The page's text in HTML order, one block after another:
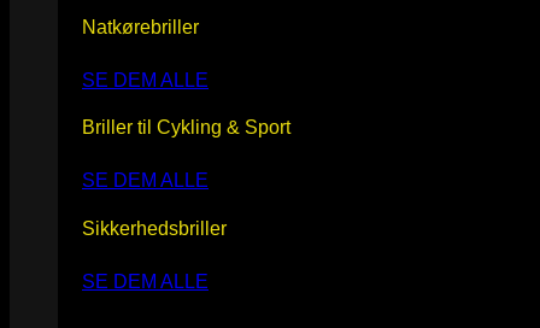
Natkørebriller
SE DEM ALLE
Briller til Cykling & Sport
SE DEM ALLE
Sikkerhedsbriller
SE DEM ALLE